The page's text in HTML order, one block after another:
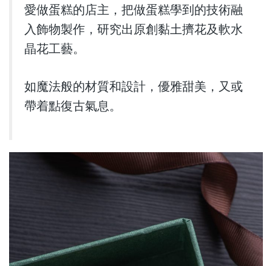
愛做蛋糕的店主，把做蛋糕學到的技術融
入飾物製作，研究出原創黏土擠花及軟水
晶花工藝。
如魔法般的材質和設計，優雅甜美，又或
帶着點復古氣息。